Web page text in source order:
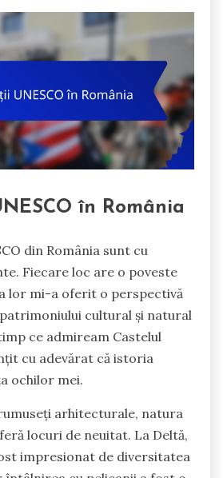
în România
din România sunt cu
Fiecare loc are o poveste
lor mi-a oferit o perspectivă
cultural și natural
ce admiream Castelul
cu adevărat că istoria
ochilor mei.
arhitecturale, natura
locuri de neuitat. La Deltă,
impresionat de diversitatea